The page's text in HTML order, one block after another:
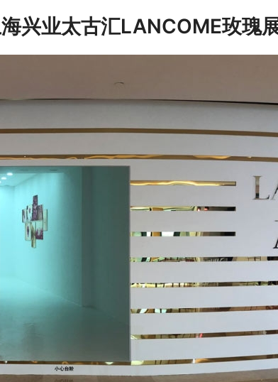
兴业太古汇LANCOME玫瑰